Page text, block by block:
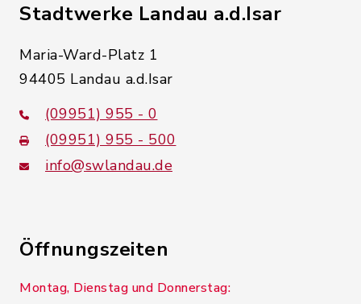
Stadtwerke Landau a.d.Isar
Maria-Ward-Platz 1
94405 Landau a.d.Isar
(09951) 955 - 0
(09951) 955 - 500
info@swlandau.de
Öffnungszeiten
Montag, Dienstag und Donnerstag: